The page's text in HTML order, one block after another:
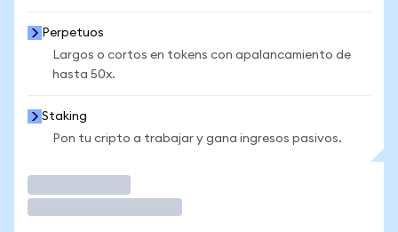
Perpetuos
Largos o cortos en tokens con apalancamiento de
hasta 50x.
Staking
Pon tu cripto a trabajar y gana ingresos pasivos.